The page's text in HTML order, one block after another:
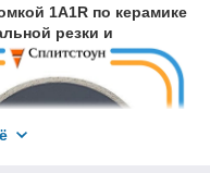
случая.
1A1R по керамике
резки и